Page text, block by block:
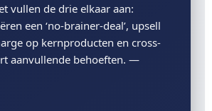
vullen de drie elkaar aan:
een ‘no-brainer-deal’, upsell
op kernproducten en cross-
aanvullende behoeften. —